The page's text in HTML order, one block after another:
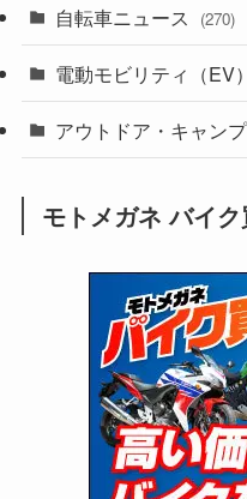
(638)
(118)
(60)
(31)
(51)
(34)
(5)
(12)
(38)
(24)
(16)
(25)
(24)
(47)
(15)
(64)
(16)
(62)
(4)
(6)
(17)
(306)
(1,226)
(12)
(131)
(38)
(131)
(167)
(85)
(21)
(61)
(171)
(98)
(13)
(274)
(171)
(1,141)
(415)
(185)
(137)
(73) (126)
(170)
自転車ニュース (270)
(54)
電動モビリティ（EV
アウトドア・キャン
(8)
(19)
モトメガネ バイ